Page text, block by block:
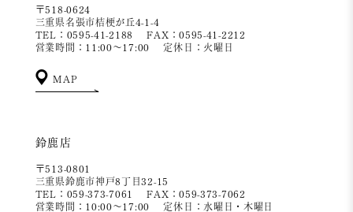
〒518-0624
三重県名張市桔梗が丘4-1-4
TEL：0595-41-2188
FAX：0595-41-2212
営業時間：11:00～17:00
定休日：火曜日
MAP
鈴鹿店
〒513-0801
三重県鈴鹿市神戸8丁目32-15
TEL：059-373-7061
FAX：059-373-7062
営業時間：10:00～17:00
定休日：水曜日・木曜日